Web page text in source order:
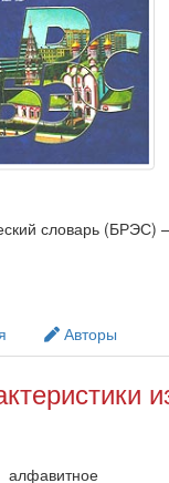
словарь
Авторы
алфавитное